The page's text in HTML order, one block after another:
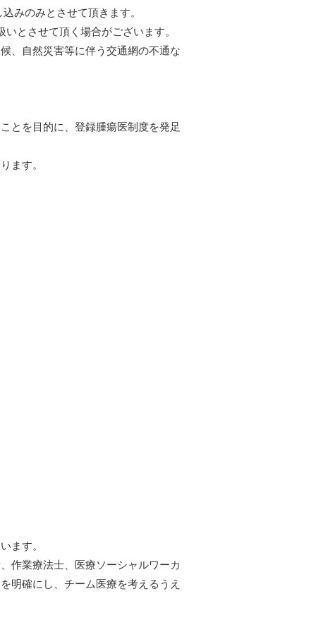
みのみとさせて頂きます。
とさせて頂く場合がございます。
、自然災害等に伴う交通網の不通な
とを目的に、登録腫瘍医制度を発足
ます。
ます。
作業療法士、医療ソーシャルワーカ
明確にし、チーム医療を考えるうえ